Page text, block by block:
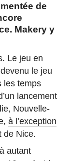
de
Makery y
Le jeu en
le jeu
les temps
lancement
Nouvelle-
à l’exception
de Nice.
autant